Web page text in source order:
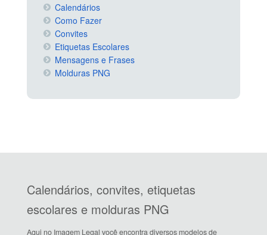
Calendários
Como Fazer
Convites
Etiquetas Escolares
Mensagens e Frases
Molduras PNG
Calendários, convites, etiquetas
escolares e molduras PNG
Aqui no Imagem Legal você encontra diversos modelos de